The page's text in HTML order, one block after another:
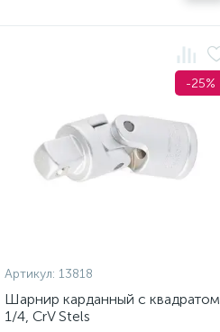
-25%
Артикул: 13818
Шарнир карданный с квадратом
1/4, CrV Stels